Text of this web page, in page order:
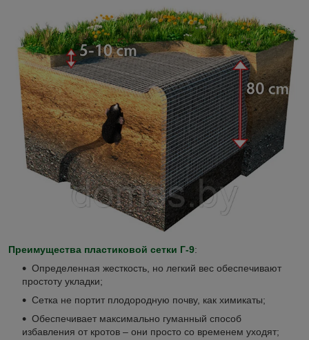
Преимущества пластиковой сетки Г-9:
Определенная жесткость, но легкий вес обеспечивают
простоту укладки;
Сетка не портит плодородную почву, как химикаты;
Обеспечивает максимально гуманный способ
избавления от кротов – они просто со временем уходят;